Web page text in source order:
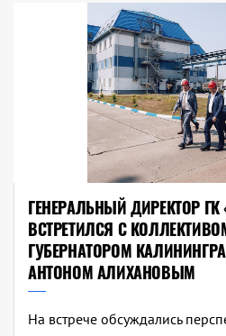
ГЕНЕРАЛЬНЫЙ ДИРЕКТОР ГК
ВСТРЕТИЛСЯ С
ГУБЕРНАТОРОМ
АНТОНОМ АЛИХАНОВЫМ
На встрече обсуждались